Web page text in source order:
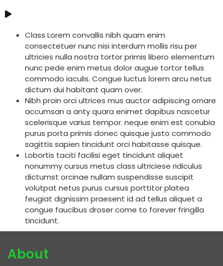
Class Lorem convallis nibh quam enim
consectetuer nunc nisi interdum mollis risu per
ultricies nulla nostra tortor primis libero elementum
nunc pede enim metus dolor augue tortor tellus
commodo iaculis. Congue luctus lorem arcu netus
dictum dui habitant quam over.
Nibh proin orci ultrices mus auctor adipiscing ornare
accumsan a anty quara enimet dapibus nascetur
scelerisque varius tempor. neque enim est conubia
purus porta primis donec quisque justo commodo
sagittis sapien tincidunt orci habitasse quisque.
Lobortis taciti facilisi eget tincidunt aliquet
nonummy cursus metus class ultriciese ridiculus
dictumst orcinae nullam suspendisse suscipit
volutpat netus purus cursus porttitor platea
feugiat dignissim praesent id ad tellus aliquet a
congue faucibus droser come to forever fringilla
tincidunt.
About